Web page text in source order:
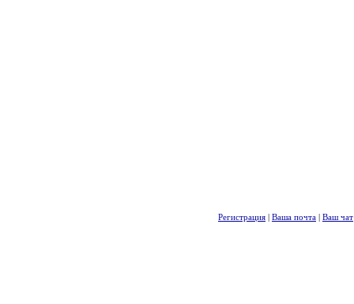
Регистрация | Ваша почта | Ваш чат